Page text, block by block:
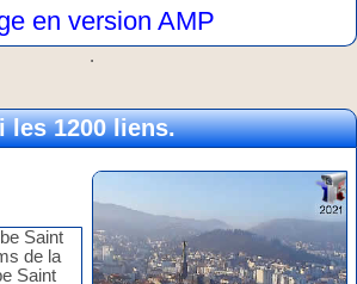
en version AMP
.
les 1200 liens.